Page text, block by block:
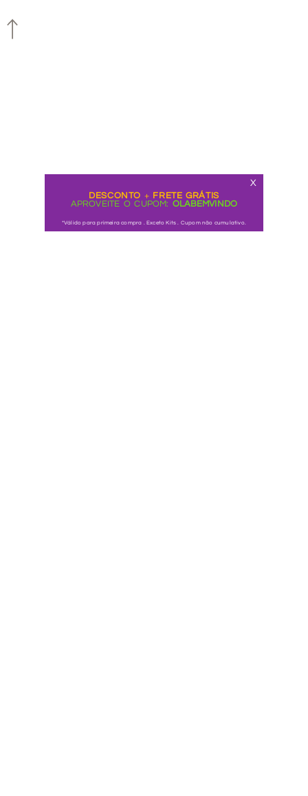
X
DESCONTO + FRETE GRÁTIS
APROVEITE O CUPOM​: OLABEMVINDO​
*Válido para primeira compra . Exceto Kits . Cupom não cumulativo.